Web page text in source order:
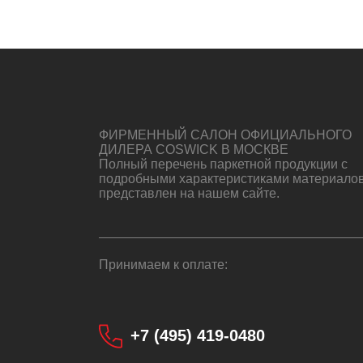
ФИРМЕННЫЙ САЛОН ОФИЦИАЛЬНОГО
ДИЛЕРА COSWICK В МОСКВЕ
Полный перечень паркетной продукции с
подробными характеристиками
представлен на нашем сайте.
Принимаем к оплате:
+7 (495) 419-0480